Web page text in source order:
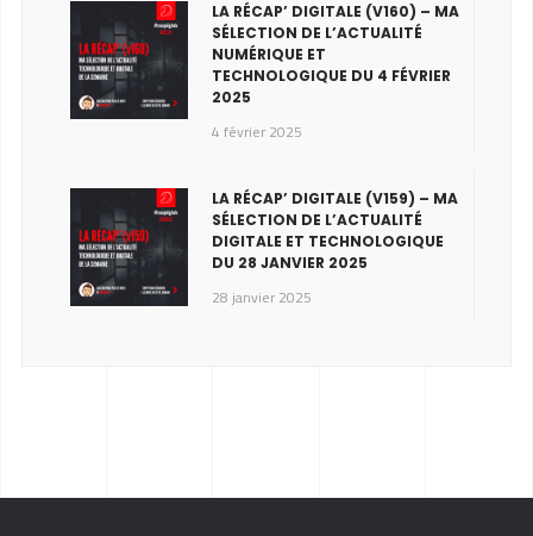
LA RÉCAP’ DIGITALE (V160) – MA
SÉLECTION DE L’ACTUALITÉ
NUMÉRIQUE ET
TECHNOLOGIQUE DU 4 FÉVRIER
2025
4 février 2025
LA RÉCAP’ DIGITALE (V159) – MA
SÉLECTION DE L’ACTUALITÉ
DIGITALE ET TECHNOLOGIQUE
DU 28 JANVIER 2025
28 janvier 2025